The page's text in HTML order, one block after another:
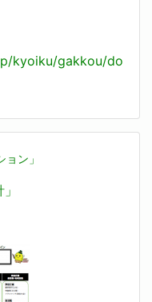
kyoiku/gakkou/do
ョン」